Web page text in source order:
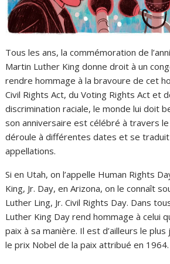
Tous les ans, la commémoration de
Martin Luther King donne droit à un
rendre hommage à la bravoure de cet
Civil Rights Act, du Voting Rights Act et
discrimination raciale, le monde lui doit
son anniversaire est célébré à travers le
déroule à différentes dates et se
appellations.
Si en Utah, on l’appelle Human Rights
King, Jr. Day, en Arizona, on le connaît
Luther Ling, Jr. Civil Rights Day. Dans
Luther King Day rend hommage à celui
paix à sa manière. Il est d’ailleurs le
le prix Nobel de la paix attribué en 1964.